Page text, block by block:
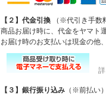
【２】代金引換 （※代引き手数
商品お届け時に、代金をヤマト
お届け時のお支払いは現金の他
詳
【３】銀行振り込み （※前払い